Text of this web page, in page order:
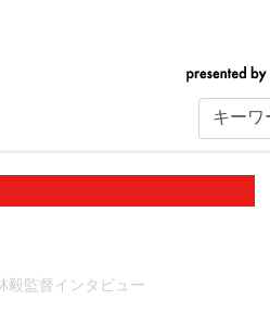
毅監督インタビュー